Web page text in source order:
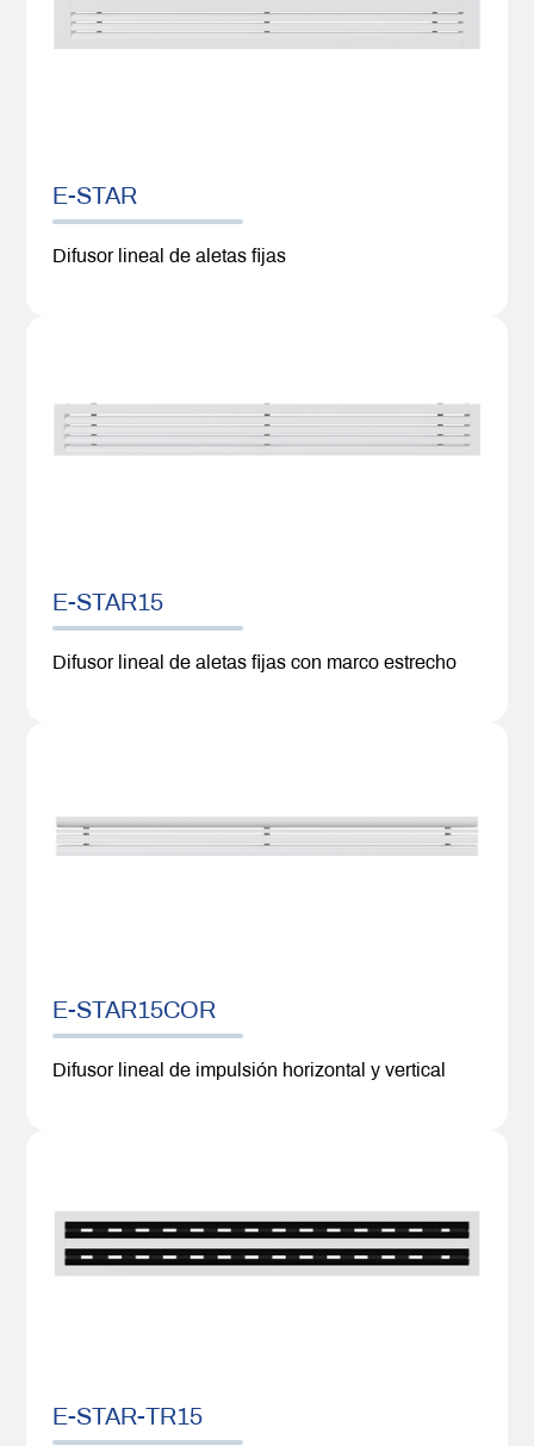
E-STAR
Difusor lineal de aletas fijas
E-STAR15
Difusor lineal de aletas fijas con marco estrecho
E-STAR15COR
Difusor lineal de impulsión horizontal y vertical
E-STAR-TR15